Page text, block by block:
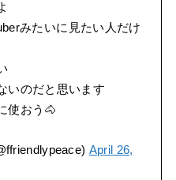
みたいに見たい人だけ
いのだと思います
使おう🐴
April 26,